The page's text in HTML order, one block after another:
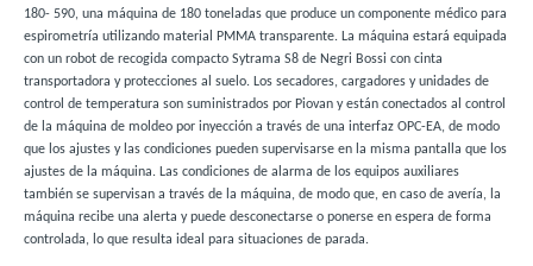
180- 590, una máquina de 180 toneladas que produce un componente médico para
espirometría utilizando material PMMA transparente. La máquina estará equipada
con un robot de recogida compacto Sytrama S8 de Negri Bossi con cinta
transportadora y protecciones al suelo. Los secadores, cargadores y unidades de
control de temperatura son suministrados por Piovan y están conectados al control
de la máquina de moldeo por inyección a través de una interfaz OPC-EA, de modo
que los ajustes y las condiciones pueden supervisarse en la misma pantalla que los
ajustes de la máquina. Las condiciones de alarma de los equipos auxiliares
también se supervisan a través de la máquina, de modo que, en caso de avería, la
máquina recibe una alerta y puede desconectarse o ponerse en espera de forma
controlada, lo que resulta ideal para situaciones de parada.